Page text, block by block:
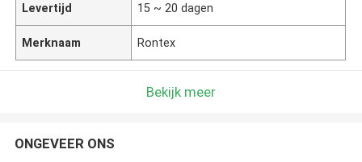
Levertijd 15 ~ 20 dagen
Merknaam Rontex
Bekijk meer
ONGEVEER ONS